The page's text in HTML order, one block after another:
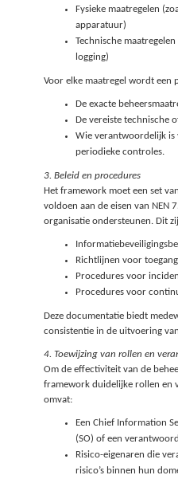
Fysieke maatregelen
apparatuur)
Technische
logging)
Voor elke maatregel wordt een
De exacte
De vereiste technische
Wie verantwoordelijk is
periodieke controles.
3. Beleid en procedures
Het framework moet een set
voldoen aan de eisen van NEN
organisatie ondersteunen. Dit
Richtlijnen voor
Procedures voor
Procedures voor
Deze documentatie biedt
consistentie in de uitvoering
4. Toewijzing van rollen en
Om de effectiviteit van de
framework duidelijke rollen en
omvat:
Een Chief Information
(SO) of een
Risico-eigenaren die
risico’s binnen hun